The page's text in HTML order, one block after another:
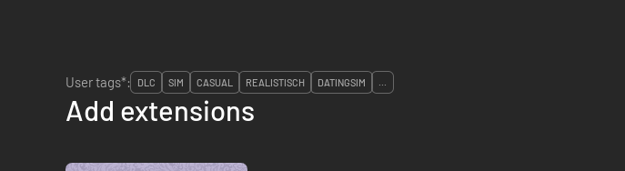
User tags*:
DLC SIM CASUAL REALISTISCH DATINGSIM ...
Add extensions